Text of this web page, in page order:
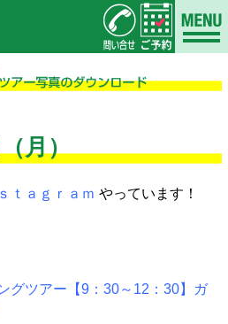
月）
ｔａｇｒａｍ やっています！
グツアー【9：30～12：30】ガ